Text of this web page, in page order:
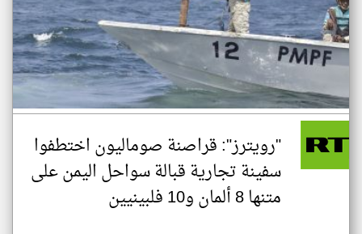
"رويترز": قراصنة صوماليون اختطفوا
سفينة تجارية قبالة سواحل اليمن على
متنها 8 ألمان و10 فلبينيين